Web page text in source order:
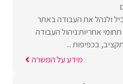
ולנהל את העבודה באתר
אחריות:ניהול העבודה
בכפיפות ...
מידע על המשרה